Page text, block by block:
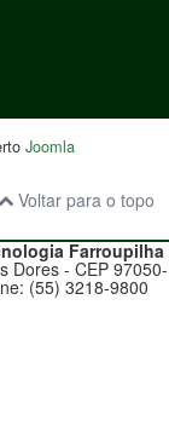
Joomla
Voltar para o topo
Farroupilha
Dores - CEP 97050-
(55) 3218-9800